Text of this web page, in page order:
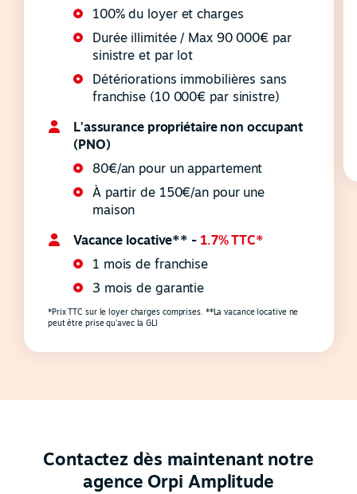
100% du loyer et charges
Durée illimitée / Max 90 000€ par
sinistre et par lot
Détériorations immobilières sans
franchise (10 000€ par sinistre)
L'assurance propriétaire non occupant
(PNO)
80€/an pour un appartement
À partir de 150€/an pour une
maison
Vacance locative** -1.7% TTC*
1 mois de franchise
3 mois de garantie
*Prix TTC sur le loyer charges comprises. **La vacance locative ne
peut être prise qu'avec la GLI
Contactez dès maintenant notre
agence Orpi Amplitude